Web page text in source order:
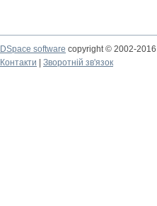
DSpace software copyright © 2002-2016
Контакти
Зворотній зв'язок